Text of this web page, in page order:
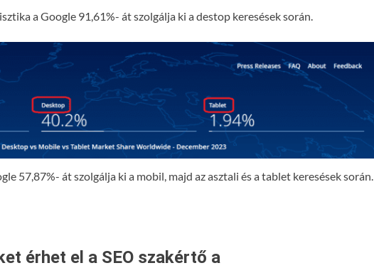
a Google 91,61%- át szolgálja ki a destop keresések során.
57,87%- át szolgálja ki a mobil, majd az asztali és a tablet keresések során.
érhet el a SEO szakértő a